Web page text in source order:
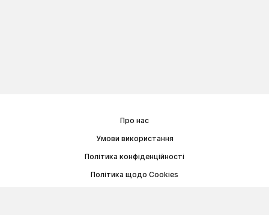
Про нас
Умови використання
Політика конфіденційності
Політика щодо Cookies